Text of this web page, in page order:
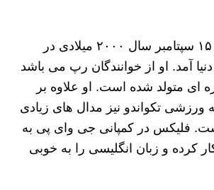
لی فلیکس که در ۱۵ سپتامبر سال ۲۰۰۰ میلادی در
آمد. او از خوانندگان رپ می باشد
ای متولد شده است. او علاوه بر
ورزشی تکواندو نیز مدال‌ های زیادی
فلیکس در کمپانی جی وای پی به
کرده و زبان انگلیسی را به خوبی